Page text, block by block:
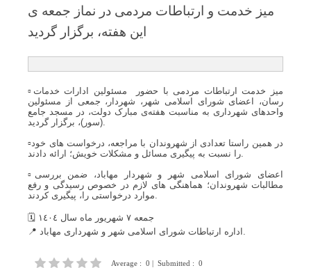
میز خدمت و ارتباطات مردمی در نماز جمعە ی
این هفتە، برگزار گردید
▫️میز خدمت ارتباطات مردمی با حضور مسئولین ادارات خدمات
رسان، اعضای شورای اسلامی شهر، شهردار، جمعی از مسئولین
واحدهای شهرداری بە مناسبت هفتەی مبارک دولت، در مسجد جامع
▫️در همین راستا تعدادی از شهروندان با مراجعه، درخواست های خود
▫️اعضای شورای اسلامی شهر و شهردار مهاباد، ضمن بررسی
مطالبات شهروندان؛ هماهنگی های لازم در خصوص رسیدگی و رفع
🗓 جمعه ٧ شهریور ماە سال ١٤٠٤
Average : 0 | Submitted : 0